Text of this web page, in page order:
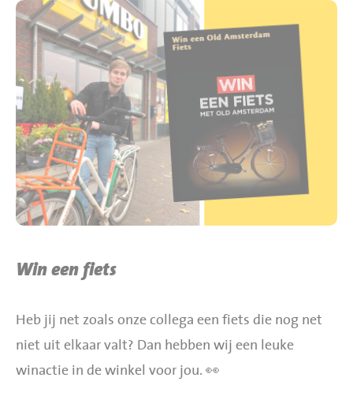
Werken bij Jumbo Huibers
Vacatures en Solliciteren
Werken en leren
Jumbo.com
BBQ gigant webshop
Jumbo Huibers Specials
Win een fiets
Heb jij net zoals onze collega een fiets die nog net
niet uit elkaar valt? Dan hebben wij een leuke
winactie in de winkel voor jou. 👀